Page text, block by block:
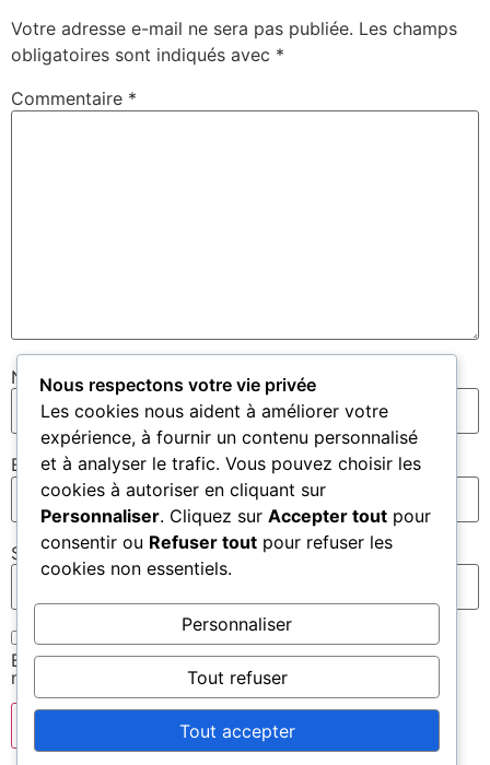
Votre adresse e-mail ne sera pas publiée. Les champs
obligatoires sont indiqués avec *
Commentaire *
Nom*
E-mail*
Site web
Enregistrer mon nom, mon e-mail et mon site dans le
navigateur pour mon prochain commentaire.
Nous respectons votre vie privée
Les cookies nous aident à améliorer votre
expérience, à fournir un contenu personnalisé
et à analyser le trafic. Vous pouvez choisir les
cookies à autoriser en cliquant sur
Personnaliser. Cliquez sur Accepter tout pour
consentir ou Refuser tout pour refuser les
cookies non essentiels.
Personnaliser
Tout refuser
Tout accepter